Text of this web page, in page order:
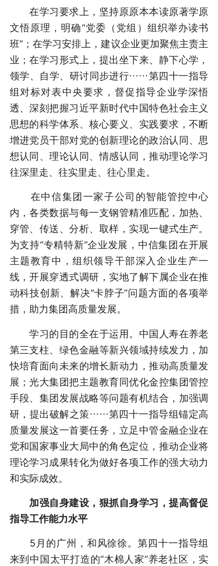
在学习要求上，坚持原原本本读原著学原
文悟原理，明确“党委（党组）组织举办读书
班”；在学习安排上，建议企业更加聚焦主责主
业；在学习形式上，提出坐下来、静下心学，
领学、自学、研讨同步进行……第四十一指导
组对标对表中央要求，督促指导企业学深悟
透、深刻把握习近平新时代中国特色社会主义
思想的科学体系、核心要义、实践要求，不断
增进党员干部对党的创新理论的政治认同、思
想认同、理论认同、情感认同，推动理论学习
往深里走、往实里走、往心里走。
在中信集团一家子公司的智能管控中心
内，各类数据与每一支钢管精准匹配，加热、
穿管、传送、分析、取样，实现一键式生产。
为支持“专精特新”企业发展，中信集团在开展
主题教育中，组织领导干部深入企业生产一
线，开展穿透式调研，实地了解下属企业在推
动科技创新、解决“卡脖子”问题方面的各项举
措，助力集团高质量发展。
学习的目的全在于运用。中国人寿在养老
第三支柱、绿色金融等新兴领域持续发力，加
快培育面向未来的增长新动力，推动高质量发
展；光大集团把主题教育同优化金控集团管控
手段、集团发展战略等问题有机结合，加强调
研，提出破解之策……第四十一指导组锚定高
质量发展这一首要任务，立足中管金融企业在
党和国家事业大局中的角色定位，推动企业将
理论学习成果转化为做好各项工作的强大动力
和实际成效。
加强自身建设，狠抓自身学习，提高督促
指导工作能力水平
5月的广州，和风徐徐。第四十一指导组
来到中国太平打造的“木棉人家”养老社区，实